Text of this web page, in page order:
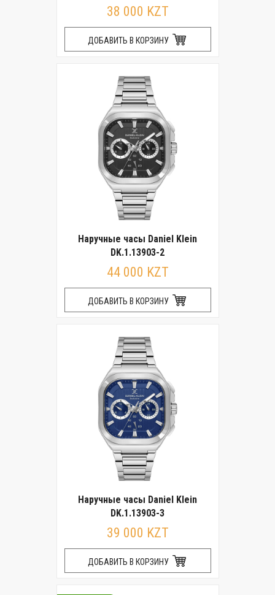
38 000 KZT
ДОБАВИТЬ В КОРЗИНУ
Наручные часы Daniel Klein
DK.1.13903-2
44 000 KZT
ДОБАВИТЬ В КОРЗИНУ
Наручные часы Daniel Klein
DK.1.13903-3
39 000 KZT
ДОБАВИТЬ В КОРЗИНУ